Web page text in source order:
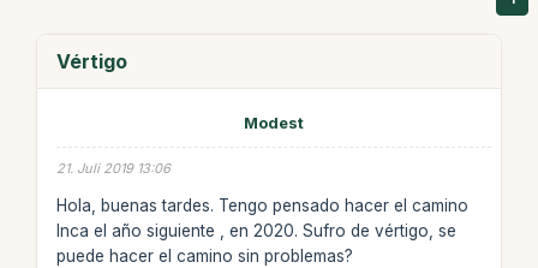
Vértigo
Modest
21. Juli 2019 13:06
Hola, buenas tardes. Tengo pensado hacer el camino
Inca el año siguiente , en 2020. Sufro de vértigo, se
puede hacer el camino sin problemas?